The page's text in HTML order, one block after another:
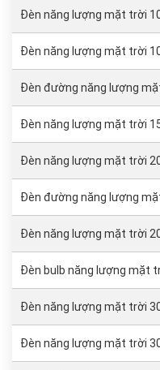
Đèn năng lượng mặt trời
Đèn năng lượng mặt trời
Đèn đường năng lượng
Đèn năng lượng mặt trời
Đèn năng lượng mặt trời
Đèn đường năng lượng
Đèn năng lượng mặt trời
Đèn bulb năng lượng mặt
Đèn năng lượng mặt trời
Đèn năng lượng mặt trời